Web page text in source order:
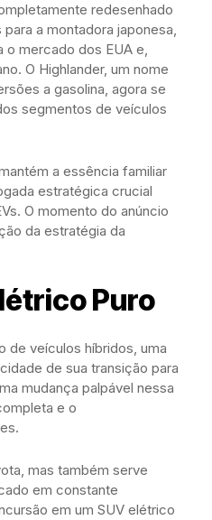
redesenhado
a montadora japonesa,
o mercado dos EUA e,
O Highlander, um nome
a gasolina, agora se
segmentos de veículos
a essência familiar
estratégica crucial
O momento do anúncio
da estratégia da
Puro
de veículos híbridos, uma
de sua transição para
mudança palpável nessa
e o
mas também serve
em constante
em um SUV elétrico